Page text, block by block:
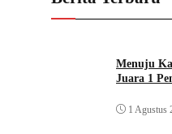
Menuju
Juara 1
1 Agustus